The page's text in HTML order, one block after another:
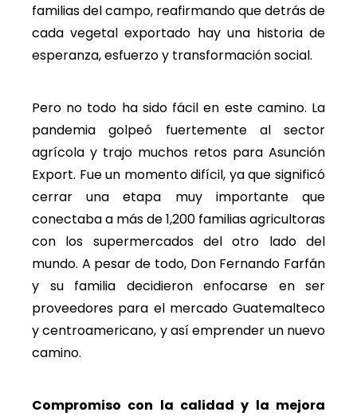
familias del campo, reafirmando que detrás de
cada vegetal exportado hay una historia de
esperanza, esfuerzo y transformación social.
Pero no todo ha sido fácil en este camino. La
pandemia golpeó fuertemente al sector
agrícola y trajo muchos retos para Asunción
Export. Fue un momento difícil, ya que significó
cerrar una etapa muy importante que
conectaba a más de 1,200 familias agricultoras
con los supermercados del otro lado del
mundo. A pesar de todo, Don Fernando Farfán
y su familia decidieron enfocarse en ser
proveedores para el mercado Guatemalteco
y centroamericano, y así emprender un nuevo
camino.
Compromiso con la calidad y la mejora